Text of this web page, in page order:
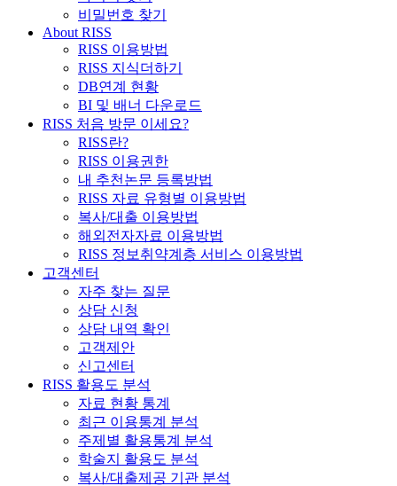
비밀번호 찾기
About RISS
RISS 이용방법
RISS 지식더하기
DB연계 현황
BI 및 배너 다운로드
RISS 처음 방문 이세요?
RISS란?
RISS 이용권한
내 추천논문 등록방법
RISS 자료 유형별 이용방법
복사/대출 이용방법
해외전자자료 이용방법
RISS 정보취약계층 서비스 이용방법
고객센터
자주 찾는 질문
상담 신청
상담 내역 확인
고객제안
신고센터
RISS 활용도 분석
자료 현황 통계
최근 이용통계 분석
주제별 활용통계 분석
학술지 활용도 분석
복사/대출제공 기관 분석